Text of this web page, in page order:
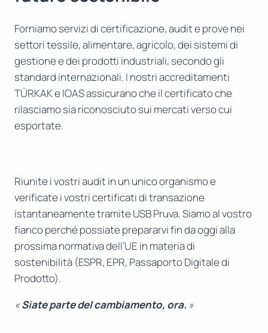
Forniamo servizi di certificazione, audit e prove nei
settori tessile, alimentare, agricolo, dei sistemi di
gestione e dei prodotti industriali, secondo gli
standard internazionali. I nostri accreditamenti
TÜRKAK e IOAS assicurano che il certificato che
rilasciamo sia riconosciuto sui mercati verso cui
esportate.
Riunite i vostri audit in un unico organismo e
verificate i vostri certificati di transazione
istantaneamente tramite USB Pruva. Siamo al vostro
fianco perché possiate prepararvi fin da oggi alla
prossima normativa dell’UE in materia di
sostenibilità (ESPR, EPR, Passaporto Digitale di
Prodotto).
«Siate parte del cambiamento, ora. »